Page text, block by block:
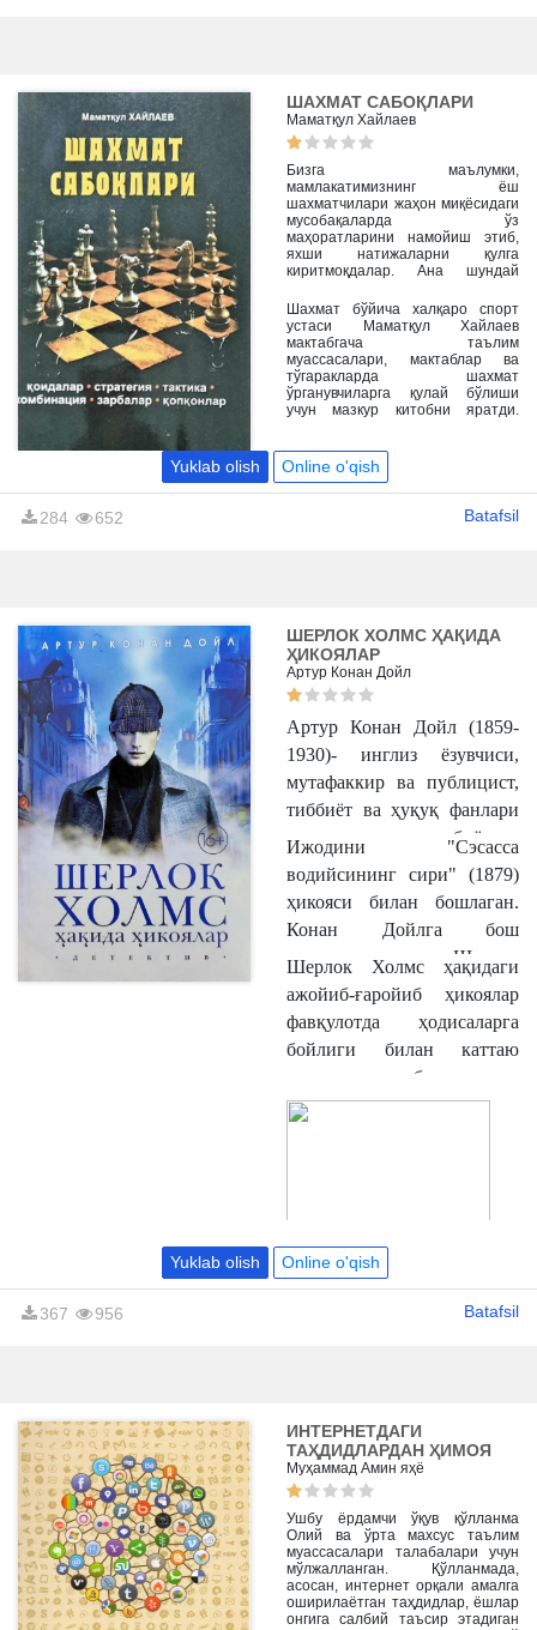
ШАХМАТ САБОҚЛАРИ
Маматқул Хайлаев
Бизга маълумки,
мамлакатимизнинг ёш
шахматчилари жаҳон миқёсидаги
мусобақаларда ўз
маҳоратларини намойиш этиб,
яхши натижаларни қулга
киритмоқдалар. Ана шундай
бардавом бўлишини таъминлаш
мақсадида шахмат ҳақидаги
турли адабиётларга эҳтиёж
сезилмоқда.
Шахмат бўйича халқаро спорт
устаси Маматқул Хайлаев
мактабгача таълим
муассасалари, мактаблар ва
тўгаракларда шахмат
ўрганувчиларга қулай бўлиши
учун мазкур китобни яратди.
фани ўқитувчилари ва мустақил
ўрганувчилар фойдаланишлари
мумкин.
Yuklab olish Online o'qish
284 652 Batafsil
ШЕРЛОК ХОЛМС ҲАҚИДА
ҲИКОЯЛАР
Артур Конан Дойл
Артур Конан Дойл (1859-
1930)- инглиз ёзувчиси,
мутафаккир ва публицист,
тиббиёт ва ҳуқуқ фанлари
доктори, жаҳон адабиётида
детектив ва саргузашт
жанрларининг беназир
билимдони сифатида
танилган машҳур адиб.
Ижодини "Сэсасса
водийсининг сири" (1879)
ҳикояси билан бошлаган.
Конан Дойлга бош
қаҳрамони изқувар Шерлок
Холмс бўлган детектив
жанрдаги "Баскервиллар
ити", "Даҳшатлар водийси"
саргузашт қиссалари ва
саргузаштлари" ҳикоялар
Шерлок Холмс ҳақидаги
ажойиб-ғаройиб ҳикоялар
фавқулотда ҳодисаларга
бойлиги билан каттаю
кичик китобхонларнинг
эътиборини қозонган.
мушкулини
енгиллаштиришни
Yuklab olish Online o'qish
367 956 Batafsil
ИНТЕРНЕТДАГИ
ТАҲДИДЛАРДАН ҲИМОЯ
Муҳаммад Амин яҳё
Ушбу ёрдамчи ўқув қўлланма
Олий ва ўрта махсус таълим
муассасалари талабалари учун
‎мўлжалланган. Қўлланмада,
асосан, интернет орқали амалга
оширилаётган таҳдидлар, ёшлар
‎онгига салбий таъсир этадиган